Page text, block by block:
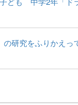
の研究をふりかえっ